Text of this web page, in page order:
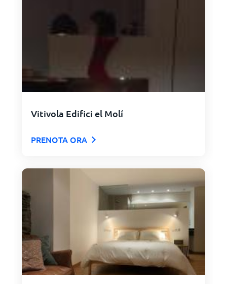
Vitivola Edifici el Molí
PRENOTA ORA